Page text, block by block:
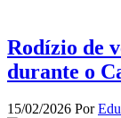
Rodízio de
durante o
15/02/2026 Por